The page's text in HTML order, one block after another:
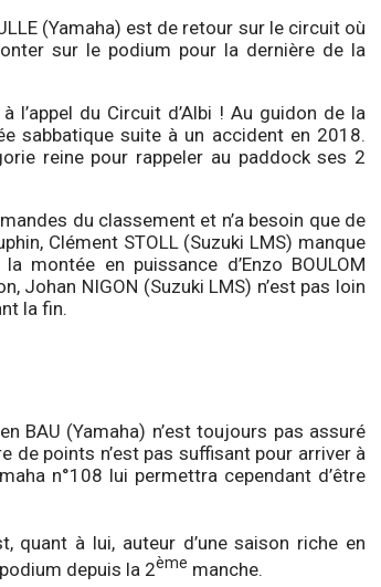
(Yamaha) est de retour sur le circuit où
sur le podium pour la dernière de la
l’appel du Circuit d’Albi ! Au guidon de la
sabbatique suite à un accident en 2018.
reine pour rappeler au paddock ses 2
du classement et n’a besoin que de
Clément STOLL (Suzuki LMS) manque
en puissance d’Enzo BOULOM
Johan NIGON (Suzuki LMS) n’est pas loin
la fin.
BAU (Yamaha) n’est toujours pas assuré
de points n’est pas suffisant pour arriver à
n°108 lui permettra cependant d’être
quant à lui, auteur d’une saison riche en
depuis la 2ème manche.